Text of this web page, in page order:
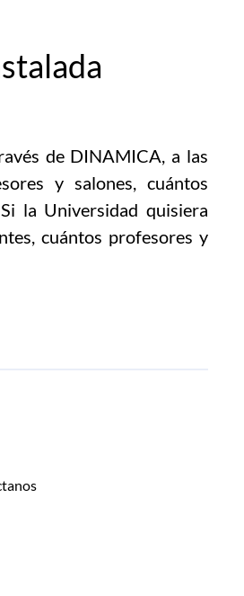
de DINAMICA, a las
y salones, cuántos
la Universidad quisiera
cuántos profesores y